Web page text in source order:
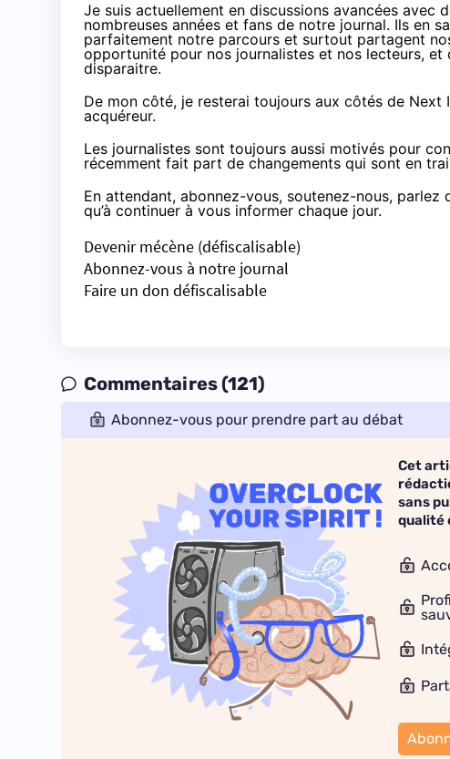
Je suis actuellement en discussions avancées avec
nombreuses années et fans de notre journal. Ils en
parfaitement notre parcours et surtout partagent
opportunité pour nos journalistes et nos lecteurs,
disparaitre.
De mon côté, je resterai toujours aux côtés de Next
acquéreur.
Les journalistes sont toujours aussi motivés pour
récemment fait part de changements qui sont en
En attendant, abonnez-vous, soutenez-nous,
qu’à continuer à vous informer chaque jour.
Devenir mécène (défiscalisable)
Abonnez-vous à notre journal
Faire un don défiscalisable
Commentaires (121)
Abonnez-vous pour prendre part au débat
Cet
sans
qualité